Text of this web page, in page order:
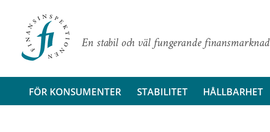
En stabil och väl fungerande
FÖR KONSUMENTER STABILITET HÅLLBARHET